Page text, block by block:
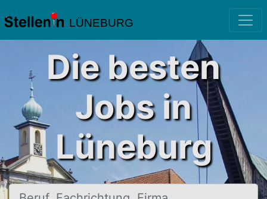
LÜNEBURG
Die besten
Jobs in
Lüneburg
Beruf, Fachrichtung, Firma